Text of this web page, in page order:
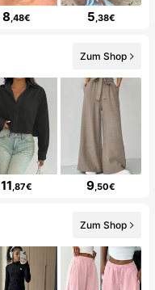
8,48€ 5,38€
Zum Shop
11,87€ 9,50€
Zum Shop